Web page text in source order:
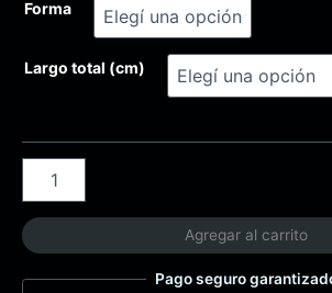
Forma
Largo total (cm)
Agregar al carrito
Pago seguro